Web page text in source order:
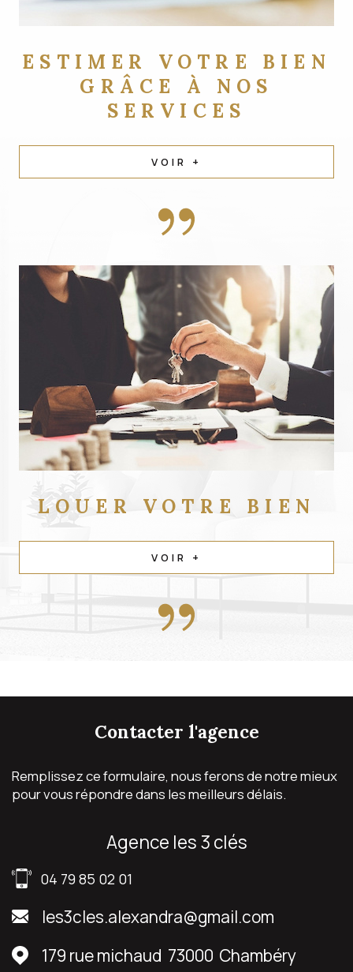
ESTIMER VOTRE BIEN
GRÂCE À NOS
SERVICES
VOIR +
LOUER VOTRE BIEN
VOIR +
contacter l'agence
Remplissez ce formulaire, nous ferons de notre mieux
pour vous répondre dans les meilleurs délais.
agence les 3 clés
04 79 85 02 01
les3cles.alexandra@gmail.com
179 rue michaud 73000 Chambéry